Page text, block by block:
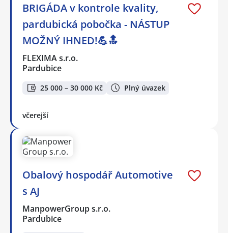
BRIGÁDA v kontrole kvality,
pardubická pobočka - NÁSTUP
MOŽNÝ IHNED!💪🔝
FLEXIMA s.r.o.
Pardubice
25 000 – 30 000 Kč Plný úvazek
včerejší
Obalový hospodář Automotive
s AJ
ManpowerGroup s.r.o.
Pardubice